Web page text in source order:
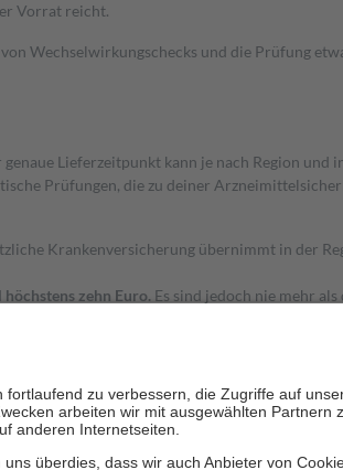
Vorrat reicht.
Wechselwirkungschecks und die Prüfung
Lieferzeitpunkt kann je nach Region und
Prüfungen, die zu deiner
Krankenversicherung übernimmt in der
höchstens zehn Euro. Es sind jedoch nie mehr
fallenkeine Zuzahlungen an bei: